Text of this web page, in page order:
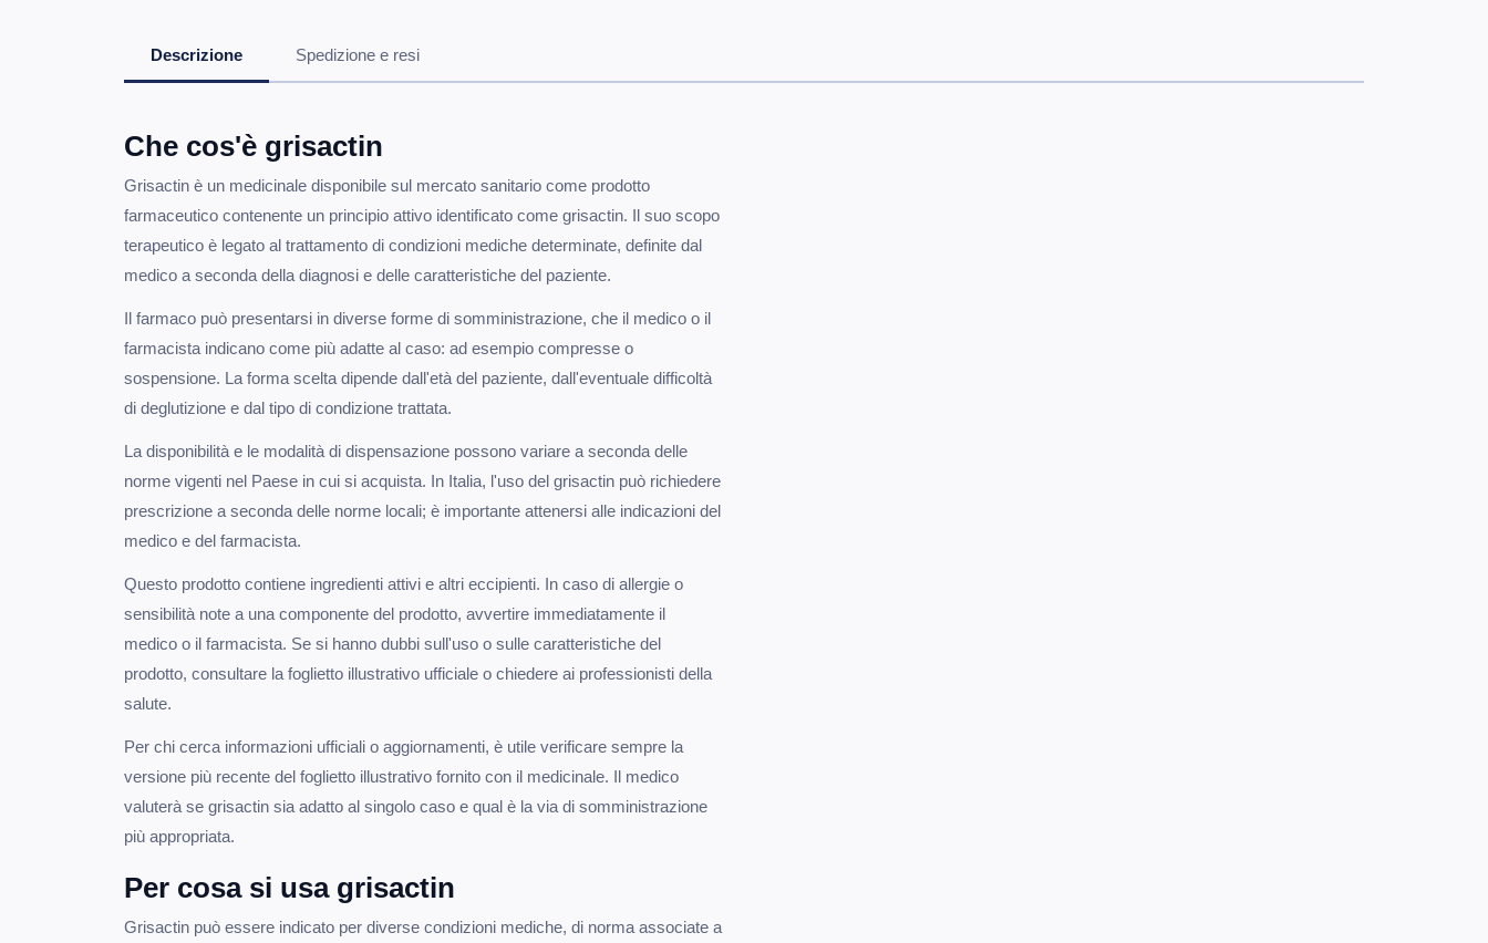
Descrizione Spedizione e resi
Che cos'è grisactin
Grisactin è un medicinale disponibile sul mercato sanitario come prodotto
farmaceutico contenente un principio attivo identificato come grisactin. Il suo scopo
terapeutico è legato al trattamento di condizioni mediche determinate, definite dal
medico a seconda della diagnosi e delle caratteristiche del paziente.
Il farmaco può presentarsi in diverse forme di somministrazione, che il medico o il
farmacista indicano come più adatte al caso: ad esempio compresse o
sospensione. La forma scelta dipende dall'età del paziente, dall'eventuale difficoltà
di deglutizione e dal tipo di condizione trattata.
La disponibilità e le modalità di dispensazione possono variare a seconda delle
norme vigenti nel Paese in cui si acquista. In Italia, l'uso del grisactin può richiedere
prescrizione a seconda delle norme locali; è importante attenersi alle indicazioni del
medico e del farmacista.
Questo prodotto contiene ingredienti attivi e altri eccipienti. In caso di allergie o
sensibilità note a una componente del prodotto, avvertire immediatamente il
medico o il farmacista. Se si hanno dubbi sull'uso o sulle caratteristiche del
prodotto, consultare la foglietto illustrativo ufficiale o chiedere ai professionisti della
salute.
Per chi cerca informazioni ufficiali o aggiornamenti, è utile verificare sempre la
versione più recente del foglietto illustrativo fornito con il medicinale. Il medico
valuterà se grisactin sia adatto al singolo caso e qual è la via di somministrazione
più appropriata.
Per cosa si usa grisactin
Grisactin può essere indicato per diverse condizioni mediche, di norma associate a